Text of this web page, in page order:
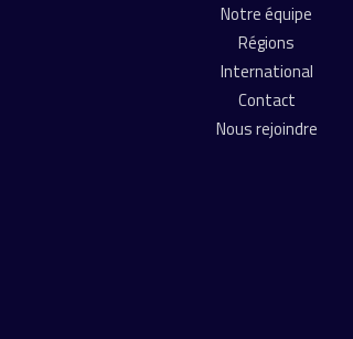
Notre équipe
Régions
International
Contact
Nous rejoindre